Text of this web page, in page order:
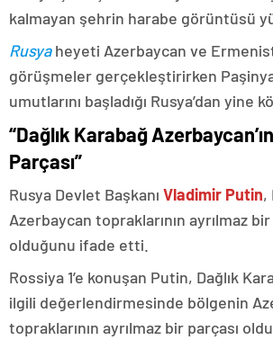
kalmayan şehrin harabe görüntüsü
Rusyaheyeti Azerbaycan ve
görüşmeler gerçekleştirirken
umutlarını başladığı Rusya’dan yine
“Dağlık Karabağ
Parçası”
Rusya Devlet Başkanı Vladimir Putin,
Azerbaycan topraklarının ayrılmaz bir
olduğunu ifade etti.
Rossiya 1’e konuşan Putin, Dağlık
ilgili değerlendirmesinde bölgenin
topraklarının ayrılmaz bir parçası